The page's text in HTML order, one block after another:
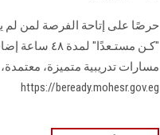
حرصًا على إتاحة الفرصة لمن لم
"كـن
مسارات تدريبية متميزة،
https://beready.mohesr.gov.eg